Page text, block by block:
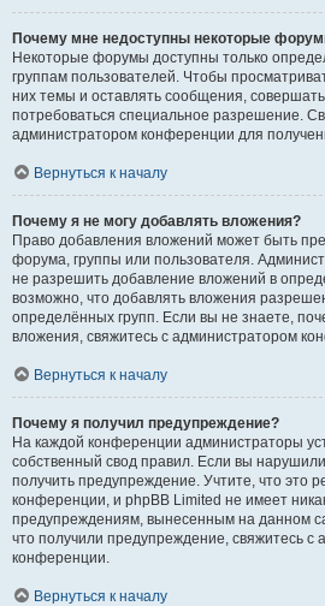
Почему мне недоступны некоторые
Некоторые форумы доступны только
группам пользователей. Чтобы
них темы и оставлять сообщения,
потребоваться специальное разрешение.
администратором конференции для
Вернуться к началу
Почему я не могу добавлять вложения?
Право добавления вложений может быть
форума, группы или пользователя.
не разрешить добавление вложений в
возможно, что добавлять вложения
определённых групп. Если вы не знаете,
вложения, свяжитесь с администратором
Вернуться к началу
Почему я получил предупреждение?
На каждой конференции администраторы
собственный свод правил. Если вы
получить предупреждение. Учтите, что это
конференции, и phpBB Limited не имеет
предупреждениям, вынесенным на данном
что получили предупреждение, свяжитесь с
конференции.
Вернуться к началу